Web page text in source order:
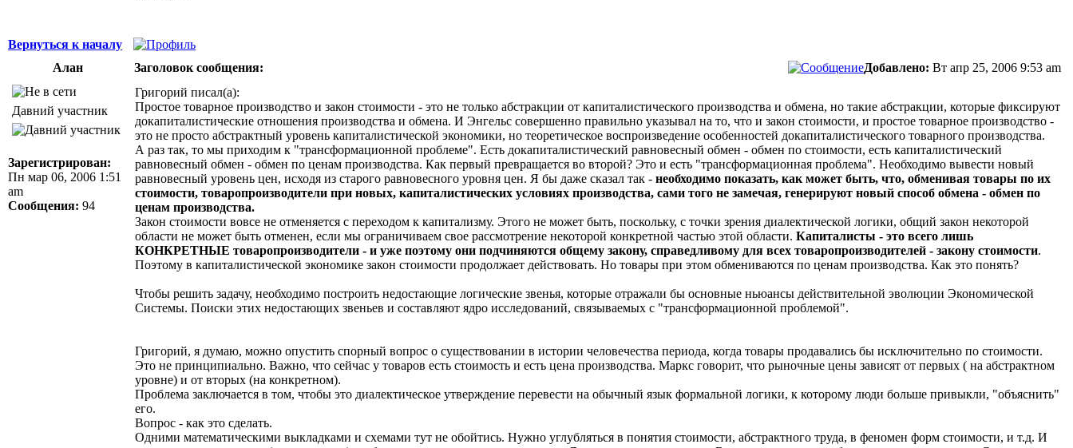
Вернуться к началу
Алан
Заголовок сообщения: Добавлено: Вт апр 25, 2006 9:53 am
Давний участник
Зарегистрирован:
Пн мар 06, 2006 1:51
am
Сообщения: 94
Григорий писал(а):
Простое товарное производство и закон стоимости - это не только абстракции от капиталистического производства и обмена, но такие абстракции, которые фиксируют
докапиталистические отношения производства и обмена. И Энгельс совершенно правильно указывал на то, что и закон стоимости, и простое товарное производство -
это не просто абстрактный уровень капиталистической экономики, но теоретическое воспроизведение особенностей докапиталистического товарного производства.
А раз так, то мы приходим к "трансформационной проблеме". Есть докапиталистический равновесный обмен - обмен по стоимости, есть капиталистический
равновесный обмен - обмен по ценам производства. Как первый превращается во второй? Это и есть "трансформационная проблема". Необходимо вывести новый
равновесный уровень цен, исходя из старого равновесного уровня цен. Я бы даже сказал так - необходимо показать, как может быть, что, обменивая товары по их
стоимости, товаропроизводители при новых, капиталистических условиях производства, сами того не замечая, генерируют новый способ обмена - обмен по
ценам производства.
Закон стоимости вовсе не отменяется с переходом к капитализму. Этого не может быть, поскольку, с точки зрения диалектической логики, общий закон некоторой
области не может быть отменен, если мы ограничиваем свое рассмотрение некоторой конкретной частью этой области. Капиталисты - это всего лишь
КОНКРЕТНЫЕ товаропроизводители - и уже поэтому они подчиняются общему закону, справедливому для всех товаропроизводителей - закону стоимости.
Поэтому в капиталистической экономике закон стоимости продолжает действовать. Но товары при этом обмениваются по ценам производства. Как это понять?
Чтобы решить задачу, необходимо построить недостающие логические звенья, которые отражали бы основные ньюансы действительной эволюции Экономической
Системы. Поиски этих недостающих звеньев и составляют ядро исследований, связываемых с "трансформационной проблемой".
Григорий, я думаю, можно опустить спорный вопрос о существовании в истории человечества периода, когда товары продавались бы исключительно по стоимости.
Это не принципиально. Важно, что сейчас у товаров есть стоимость и есть цена производства. Маркс говорит, что рыночные цены зависят от первых ( на абстрактном
уровне) и от вторых (на конкретном).
Проблема заключается в том, чтобы это диалектическое утверждение перевести на обычный язык формальной логики, к которому люди больше привыкли, "объяснить"
его.
Вопрос - как это сделать.
Одними математическими выкладками и схемами тут не обойтись. Нужно углубляться в понятия стоимости, абстрактного труда, в феномен форм стоимости, и т.д. И